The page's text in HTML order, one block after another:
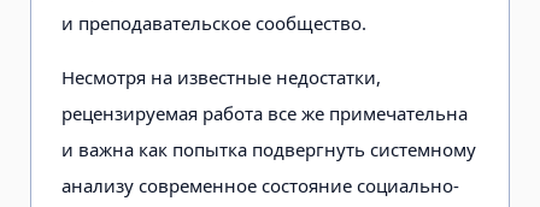
и преподавательское сообщество.
Несмотря на известные недостатки,
рецензируемая работа все же примечательна
и важна как попытка подвергнуть системному
анализу современное состояние социально-